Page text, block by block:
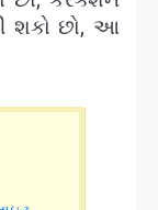
શકો છો, આ